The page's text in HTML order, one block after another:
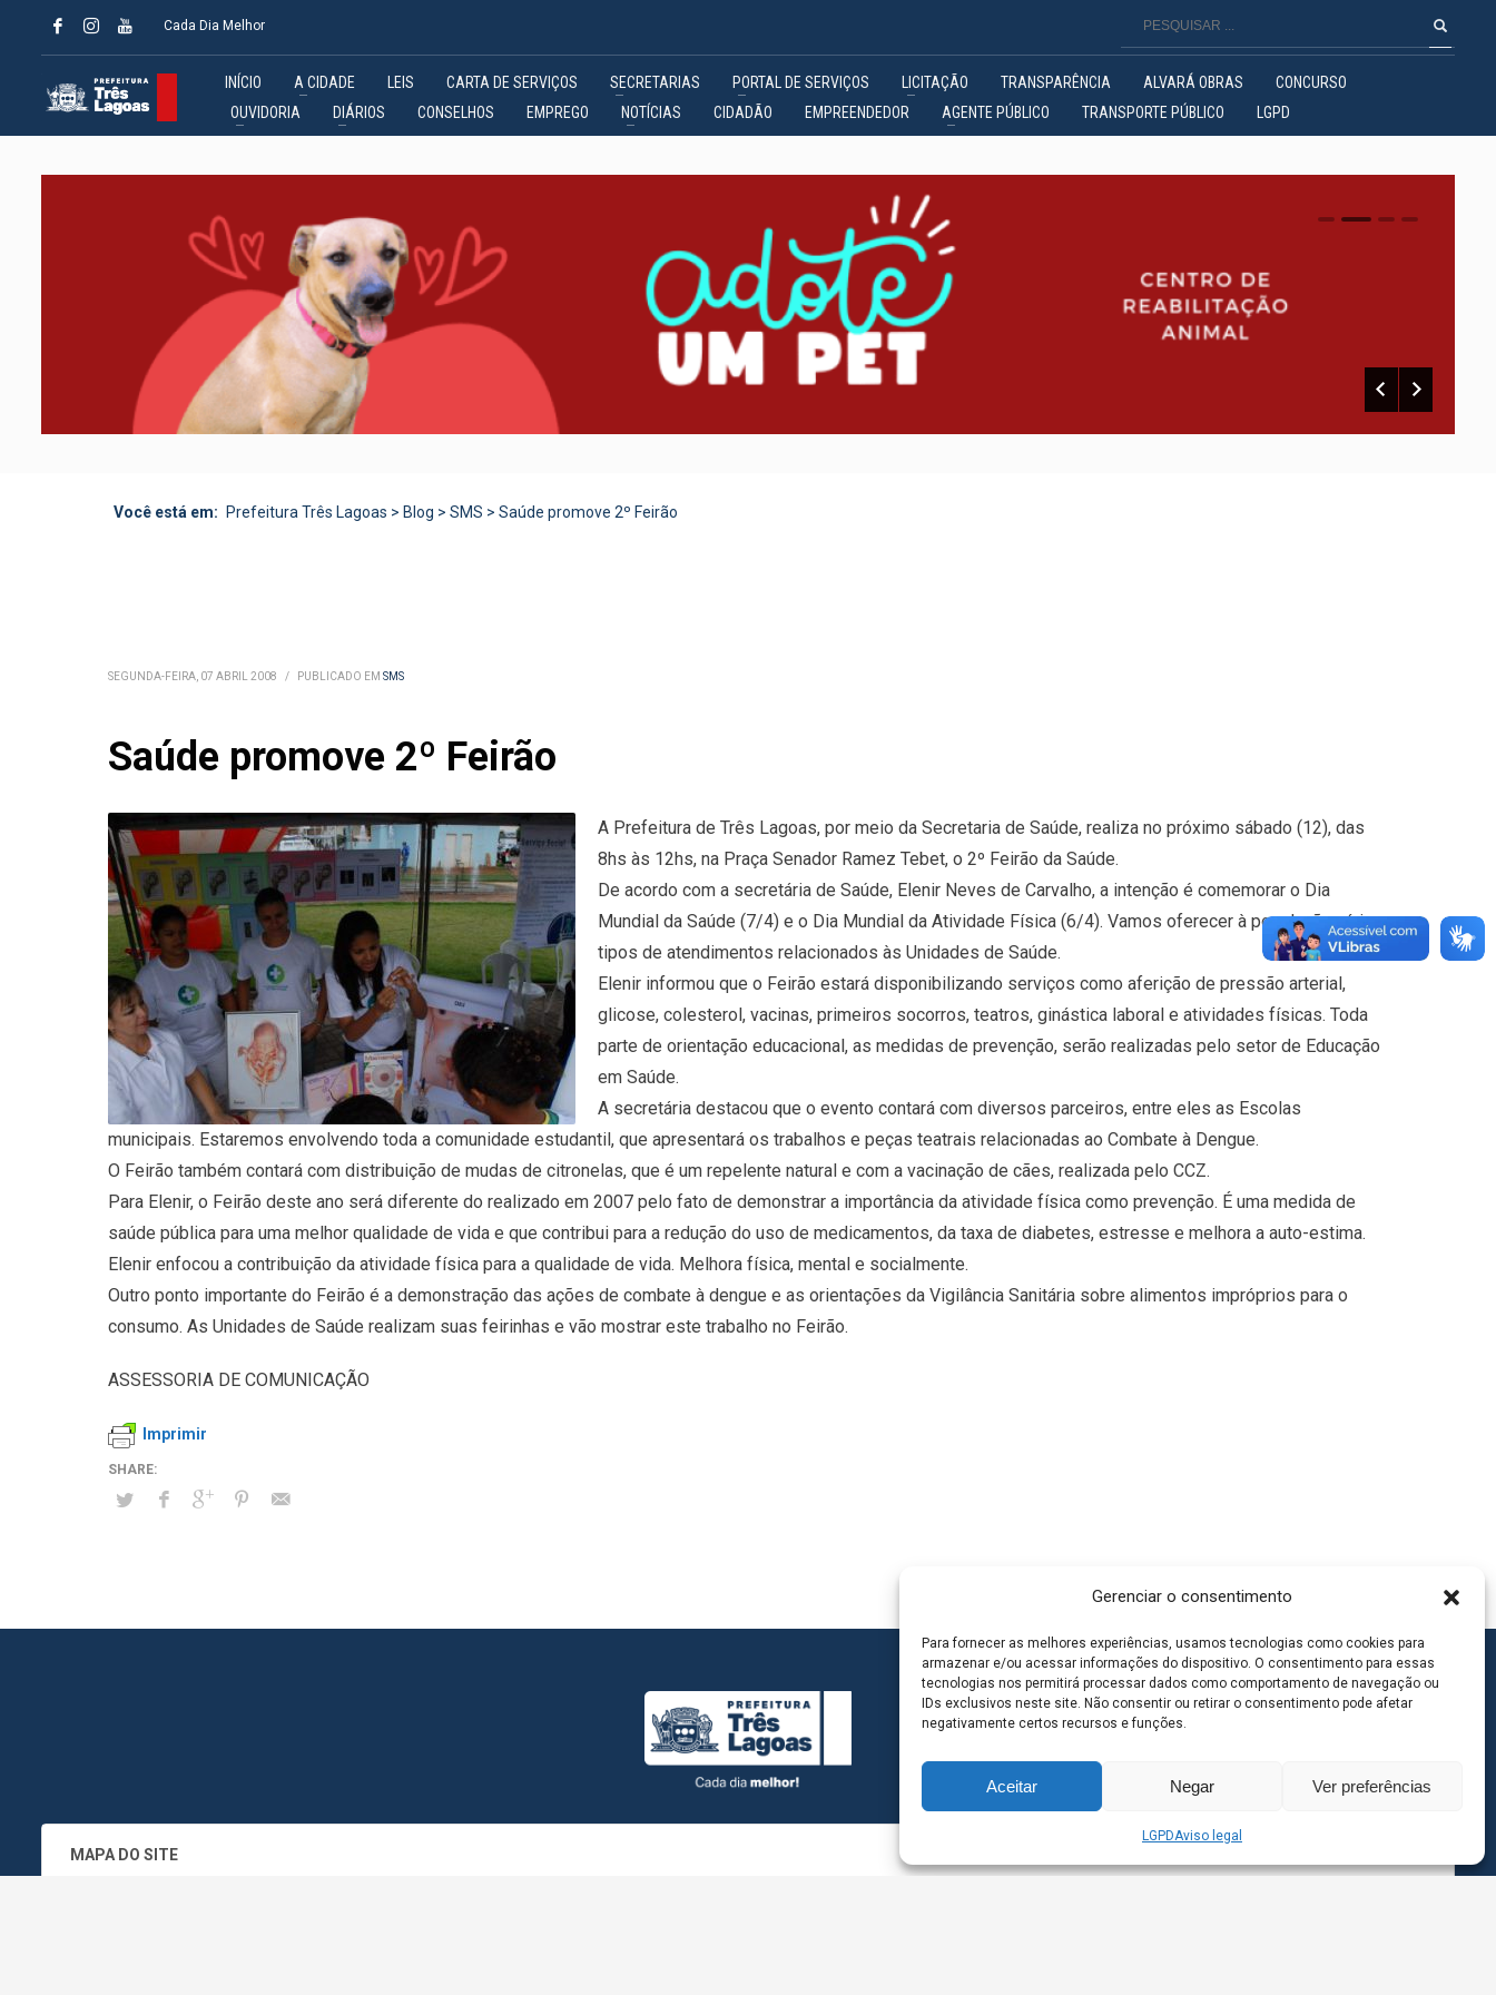
Gerenciar o consentimento
Para fornecer as melhores experiências, usamos tecnologias como cookies para
armazenar e/ou acessar informações do dispositivo. O consentimento para essas
tecnologias nos permitirá processar dados como comportamento de navegação ou
IDs exclusivos neste site. Não consentir ou retirar o consentimento pode afetar
negativamente certos recursos e funções.
Aceitar Negar Ver preferências
LGPDAviso legal
Cada Dia Melhor
INÍCIO A CIDADE LEIS CARTA DE SERVIÇOS SECRETARIAS PORTAL DE SERVIÇOS LICITAÇÃO TRANSPARÊNCIA ALVARÁ OBRAS
CONCURSO
OUVIDORIA
DIÁRIOS CONSELHOS EMPREGO NOTÍCIAS CIDADÃO EMPREENDEDOR AGENTE PÚBLICO TRANSPORTE PÚBLICO LGPD
0 1 2
Você está em: Prefeitura Três Lagoas > Blog > SMS > Saúde promove 2º Feirão
SEGUNDA-FEIRA, 07 ABRIL 2008 / PUBLICADO EM SMS
Saúde promove 2º Feirão
A Prefeitura de Três Lagoas, por meio da Secretaria de Saúde, realiza no próximo sábado (12), das
8hs às 12hs, na Praça Senador Ramez Tebet, o 2º Feirão da Saúde.
De acordo com a secretária de Saúde, Elenir Neves de Carvalho, a intenção é comemorar o Dia
Mundial da Saúde (7/4) e o Dia Mundial da Atividade Física (6/4). Vamos oferecer à população vários
tipos de atendimentos relacionados às Unidades de Saúde.
Elenir informou que o Feirão estará disponibilizando serviços como aferição de pressão arterial,
glicose, colesterol, vacinas, primeiros socorros, teatros, ginástica laboral e atividades físicas. Toda
parte de orientação educacional, as medidas de prevenção, serão realizadas pelo setor de Educação
em Saúde.
A secretária destacou que o evento contará com diversos parceiros, entre eles as Escolas
municipais. Estaremos envolvendo toda a comunidade estudantil, que apresentará os trabalhos e peças teatrais relacionadas ao Combate à Dengue.
O Feirão também contará com distribuição de mudas de citronelas, que é um repelente natural e com a vacinação de cães, realizada pelo CCZ.
Para Elenir, o Feirão deste ano será diferente do realizado em 2007 pelo fato de demonstrar a importância da atividade física como prevenção. É uma medida de
saúde pública para uma melhor qualidade de vida e que contribui para a redução do uso de medicamentos, da taxa de diabetes, estresse e melhora a auto-estima.
Elenir enfocou a contribuição da atividade física para a qualidade de vida. Melhora física, mental e socialmente.
Outro ponto importante do Feirão é a demonstração das ações de combate à dengue e as orientações da Vigilância Sanitária sobre alimentos impróprios para o
consumo. As Unidades de Saúde realizam suas feirinhas e vão mostrar este trabalho no Feirão.
ASSESSORIA DE COMUNICAÇÃO
Imprimir
MAPA DO SITE